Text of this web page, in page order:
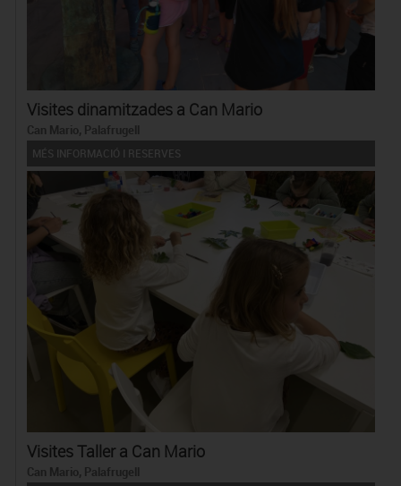
Visites dinamitzades a Can Mario
Can Mario, Palafrugell
MÉS INFORMACIÓ I RESERVES
Visites Taller a Can Mario
Can Mario, Palafrugell